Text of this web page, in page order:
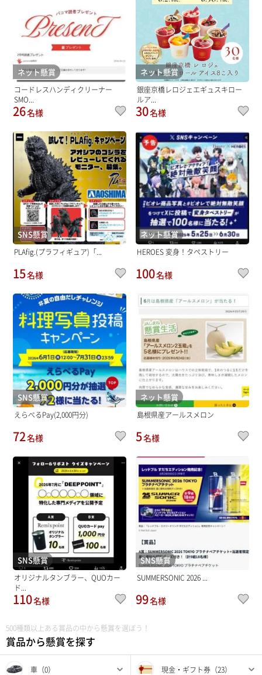
500種類以上ある賞品の中から懸賞を選ぼう！
賞品から懸賞を探す
車（0） 現金・ギフト券（23）
ネット懸賞
コードレスハンディクリーナー
SMO...
26名様
ネット懸賞
銀座京橋レロジェエギュスキロー
ルア...
30名様
SNS懸賞
PLAfig.(プラフィギュア)「...
15名様
ネット懸賞
HEROES 変身！タペストリー
100名様
SNS懸賞
えらべるPay(2,000円分)
72名様
ネット懸賞
島根県産アールスメロン
5名様
SNS懸賞
オリジナルタンブラー、QUOカー
ド...
110名様
SNS懸賞
SUMMERSONIC 2026 ...
99名様